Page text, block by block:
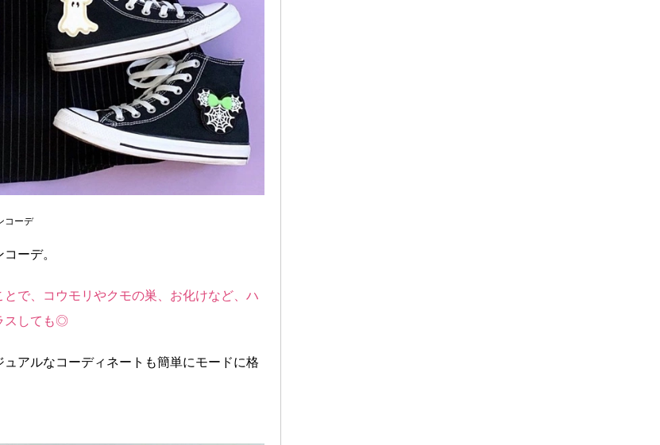
コーデ
ーデ。
で、コウモリやクモの巣、お化けなど、ハ
スしても◎
アルなコーディネートも簡単にモードに格